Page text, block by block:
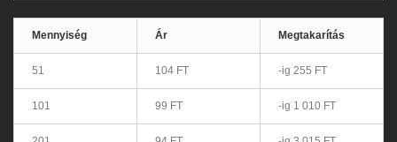
Mennyiség Ár Megtakarítás
51 104 FT -ig 255 FT
101 99 FT -ig 1 010 FT